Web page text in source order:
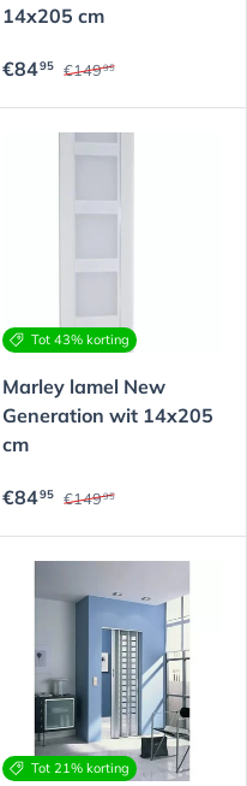
14x205 cm
€8495 €14995
Tot 43% korting
Marley lamel New
Generation wit 14x205
cm
€8495 €14995
Tot 21% korting